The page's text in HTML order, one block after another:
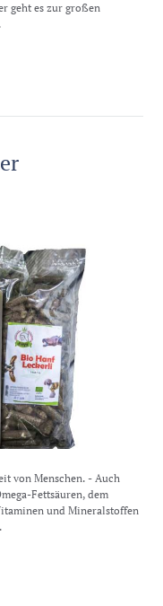
geht es zur großen
von Menschen. - Auch
Fettsäuren, dem
und Mineralstoffen